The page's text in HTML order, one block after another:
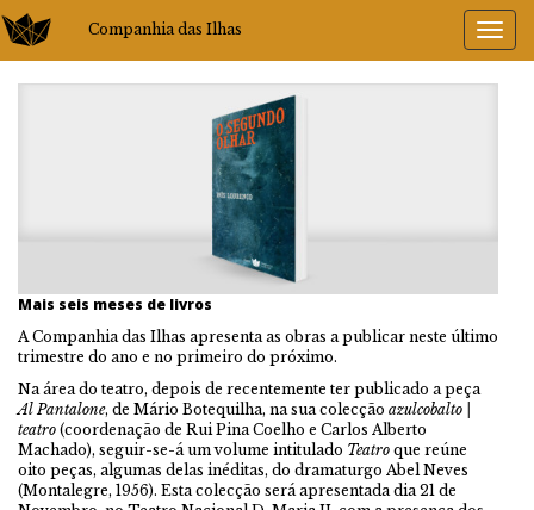
Companhia das Ilhas
Mais seis meses de livros
A Companhia das Ilhas apresenta as obras a publicar neste último
trimestre do ano e no primeiro do próximo.
Na área do teatro, depois de recentemente ter publicado a peça
Al Pantalone, de Mário Botequilha, na sua colecção azulcobalto |
teatro (coordenação de Rui Pina Coelho e Carlos Alberto
Machado), seguir-se-á um volume intitulado Teatro que reúne
oito peças, algumas delas inéditas, do dramaturgo Abel Neves
(Montalegre, 1956). Esta colecção será apresentada dia 21 de